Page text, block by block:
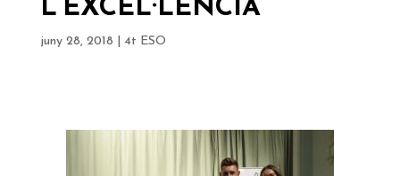
L’EXCEL·LÈNCIA
juny 28, 2018 4t ESO